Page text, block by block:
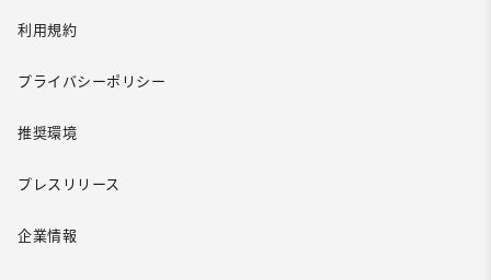
利用規約
プライバシーポリシー
推奨環境
プレスリリース
企業情報